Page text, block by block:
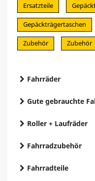
Ersatzteile
Gepäckträgertaschen
Zubehör Zubehör
Fahrräder
Gute gebrauchte
Roller + Laufräder
Fahrradzubehör
Fahrradteile